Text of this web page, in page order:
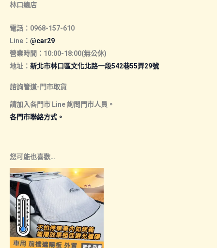
林口總店
電話：0968-157-610
Line： @car29
營業時間：10:00-18:00(無公休)
地址： 新北市林口區文化北路一段542巷55弄29號
諮詢管道-門市取貨
請加入各門市 Line 詢問門市人員。
各門市聯絡方式。
您可能也喜歡…